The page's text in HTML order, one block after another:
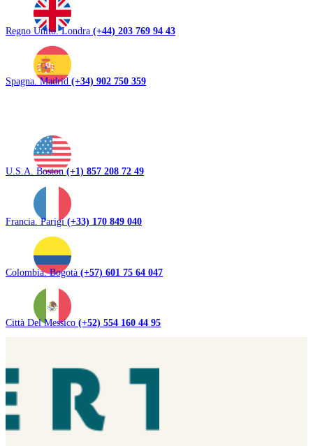
Regno Unito. Londra (+44) 203 769 94 43
Spagna. Madrid (+34) 902 750 359
U.S.A. Boston(+1) 857 208 72 49
Francia. Parigi(+33) 170 849 040
Colombia. Bogotà (+57) 601 75 64 047
Città Del Messico (+52) 554 160 44 95